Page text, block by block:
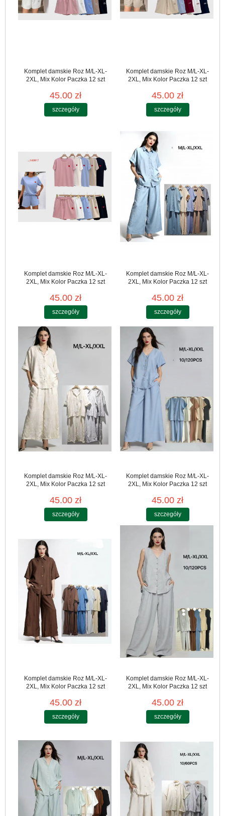
Komplet damskie Roz M/L-XL-
2XL, Mix Kolor Paczka 12 szt
45.00 zł
szczegóły
Komplet damskie Roz M/L-XL-
2XL, Mix Kolor Paczka 12 szt
45.00 zł
szczegóły
Komplet damskie Roz M/L-XL-
2XL, Mix Kolor Paczka 12 szt
45.00 zł
szczegóły
Komplet damskie Roz M/L-XL-
2XL, Mix Kolor Paczka 12 szt
45.00 zł
szczegóły
Komplet damskie Roz M/L-XL-
2XL, Mix Kolor Paczka 12 szt
45.00 zł
szczegóły
Komplet damskie Roz M/L-XL-
2XL, Mix Kolor Paczka 12 szt
45.00 zł
szczegóły
Komplet damskie Roz M/L-XL-
2XL, Mix Kolor Paczka 12 szt
45.00 zł
szczegóły
Komplet damskie Roz M/L-XL-
2XL, Mix Kolor Paczka 12 szt
45.00 zł
szczegóły